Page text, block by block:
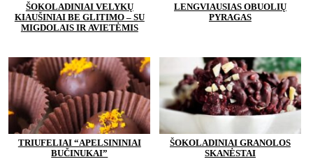
ŠOKOLADINIAI VELYKŲ
KIAUŠINIAI BE GLITIMO – SU
MIGDOLAIS IR AVIETĖMIS
LENGVIAUSIAS OBUOLIŲ
PYRAGAS
TRIUFELIAI “APELSININIAI
BUČINUKAI”
ŠOKOLADINIAI GRANOLOS
SKANĖSTAI